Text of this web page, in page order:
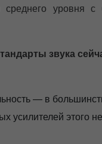
среднего уровня
звука
— в
усилителей этого